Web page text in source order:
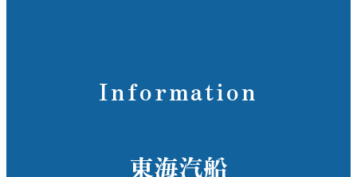
Information
東海汽船